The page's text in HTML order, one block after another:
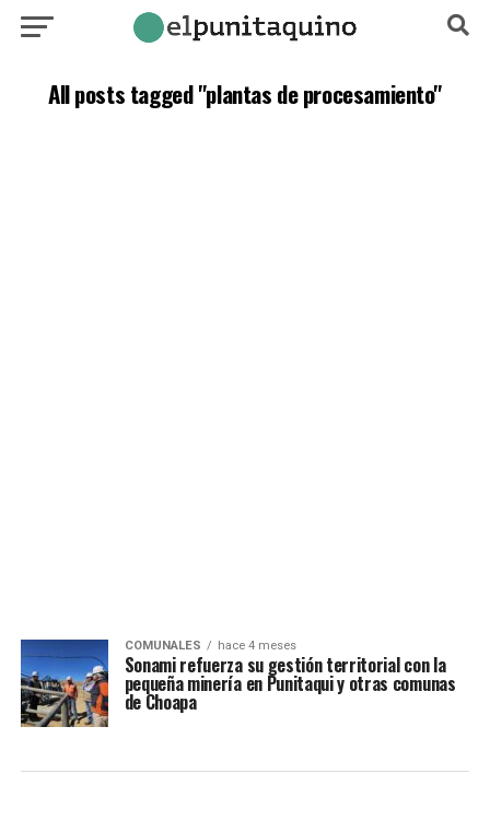
All posts tagged "plantas de procesamiento"
COMUNALES hace 4 meses
Sonami refuerza su gestión territorial con la
pequeña minería en Punitaqui y otras comunas
de Choapa